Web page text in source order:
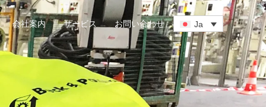
会社案内 サービス お問い合わせ Ja